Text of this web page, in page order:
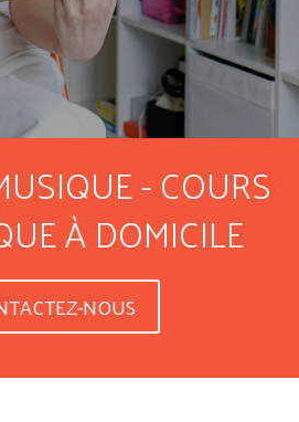
- COURS
À DOMICILE
NOUS